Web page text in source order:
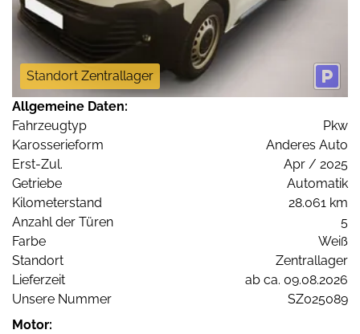
Standort Zentrallager
Allgemeine Daten:
Fahrzeugtyp
Pkw
Karosserieform
Anderes Auto
Erst-Zul.
Apr / 2025
Getriebe
Automatik
Kilometerstand
28.061 km
Anzahl der Türen
5
Farbe
Weiß
Standort
Zentrallager
Lieferzeit
ab ca. 09.08.2026
Unsere Nummer
SZ025089
Motor: